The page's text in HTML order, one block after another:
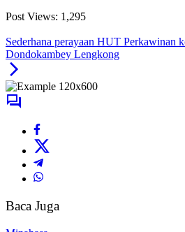
Post Views: 1,295
Sederhana perayaan HUT Perkawinan
Dondokambey Lengkong
Baca Juga